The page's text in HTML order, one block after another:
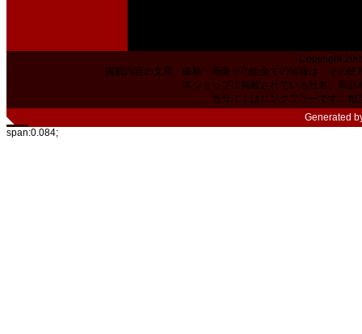
Copyright
掲載内容の文章・価格・画像その他全ての情報は、その
本ショップに掲載されている社名、商
当サイトはリンクフリーです。相
Generated
span:0.084;